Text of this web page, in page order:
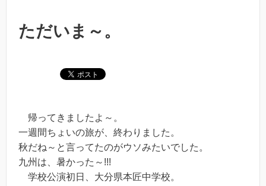
ただいま～。
帰ってきましたよ～。
一週間ちょいの旅が、終わりました。
秋だね～と言ってたのがウソみたいでした。
九州は、暑かった～!!!
学校公演初日、大分県本匠中学校。